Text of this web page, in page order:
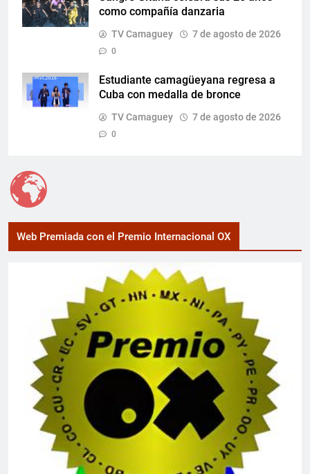
como compañía danzaria
TV Camaguey 7 de agosto de 2026
0
Estudiante camagüeyana regresa a
Cuba con medalla de bronce
TV Camaguey 7 de agosto de 2026
0
Web Premiada con el Premio Internacional OX